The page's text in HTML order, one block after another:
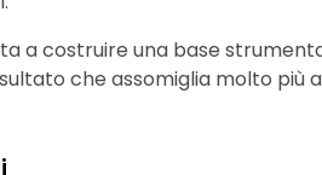
a costruire una base
che assomiglia molto più